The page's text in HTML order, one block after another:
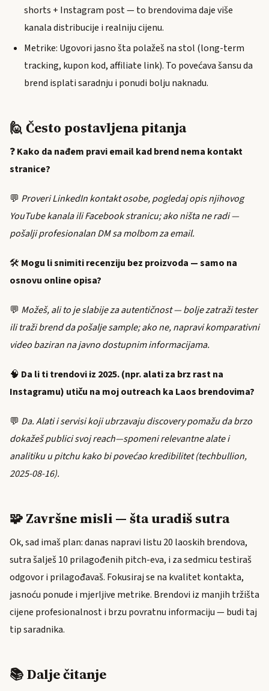
shorts + Instagram post — to brendovima daje više
kanala distribucije i realniju cijenu.
Metrike: Ugovori jasno šta polažeš na stol (long-term
tracking, kupon kod, affiliate link). To povećava šansu da
brend isplati saradnju i ponudi bolju naknadu.
🙋 Često postavljena pitanja
❓Kako da nađem pravi email kad brend nema kontakt
stranice?
💬 Proveri LinkedIn kontakt osobe, pogledaj opis njihovog
YouTube kanala ili Facebook stranicu; ako ništa ne radi —
pošalji profesionalan DM sa molbom za email.
🛠️ Mogu li snimiti recenziju bez proizvoda — samo na
osnovu online opisa?
💬 Možeš, ali to je slabije za autentičnost — bolje zatraži tester
ili traži brend da pošalje sample; ako ne, napravi komparativni
video baziran na javno dostupnim informacijama.
🧠 Da li ti trendovi iz 2025. (npr. alati za brz rast na
Instagramu) utiču na moj outreach ka Laos brendovima?
💬 Da. Alati i servisi koji ubrzavaju discovery pomažu da brzo
dokažeš publici svoj reach—spomeni relevantne alate i
analitiku u pitchu kako bi povećao kredibilitet (techbullion,
2025-08-16).
🧩 Završne misli — šta uradiš sutra
Ok, sad imaš plan: danas napravi listu 20 laoskih brendova,
sutra šalješ 10 prilagođenih pitch-eva, i za sedmicu testiraš
odgovor i prilagođavaš. Fokusiraj se na kvalitet kontakta,
jasnoću ponude i mjerljive metrike. Brendovi iz manjih tržišta
cijene profesionalnost i brzu povratnu informaciju — budi taj
tip saradnika.
📚 Dalje čitanje